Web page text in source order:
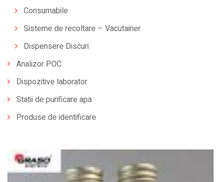
Consumabile
Sisteme de recoltare – Vacutainer
Dispensere Discuri
Analizor POC
Dispozitive laborator
Statii de purificare apa
Produse de identificare